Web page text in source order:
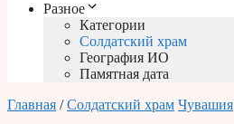
Разное
Категории
Солдатский храм
География ИО
Памятная дата
Главная /Солдатский храм Чувашия